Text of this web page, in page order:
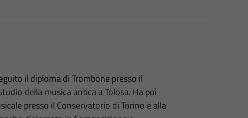
il diploma di Trombone presso il
della musica antica a Tolosa. Ha poi
presso il Conservatorio di Torino e alla